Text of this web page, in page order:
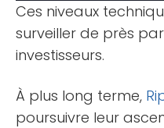
Ces niveaux
surveiller de près
investisseurs.
À plus long terme,
poursuivre leur